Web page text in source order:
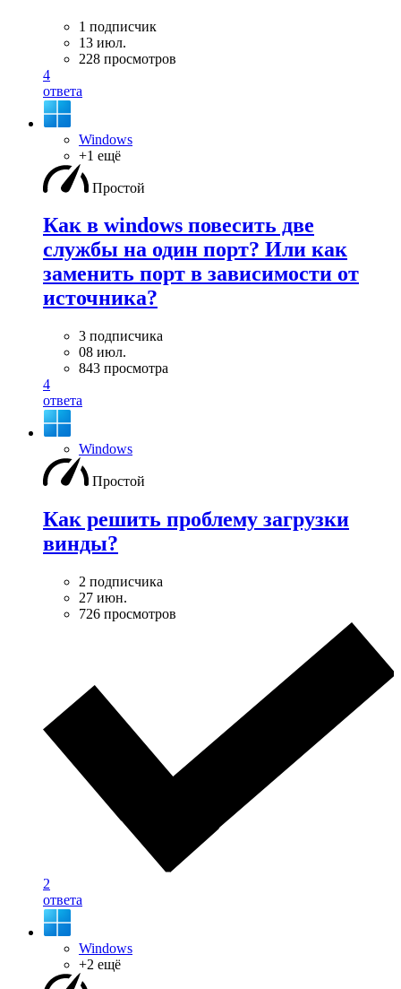
1 подписчик
13 июл.
228 просмотров
4
ответа
Windows
+1 ещё
Простой
Как в windows повесить две
службы на один порт? Или как
заменить порт в зависимости от
источника?
3 подписчика
08 июл.
843 просмотра
4
ответа
Windows
Простой
Как решить проблему загрузки
винды?
2 подписчика
27 июн.
726 просмотров
2
ответа
Windows
+2 ещё